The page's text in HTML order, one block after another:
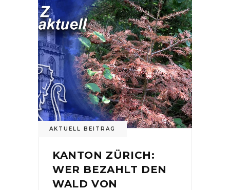
AKTUELL BEITRAG
KANTON ZÜRICH:
WER BEZAHLT DEN
WALD VON